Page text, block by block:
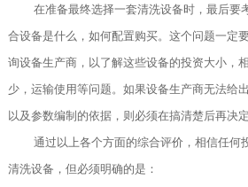
在准备最终选择一套清洗设备时，最后要
合设备是什么，如何配置购买。这个问题一定
询设备生产商，以了解这些设备的投资大小，
少，运输使用等问题。如果设备生产商无法给
以及参数编制的依据，则必须在搞清楚后再决定
通过以上各个方面的综合评价，相信任何
清洗设备，但必须明确的是：